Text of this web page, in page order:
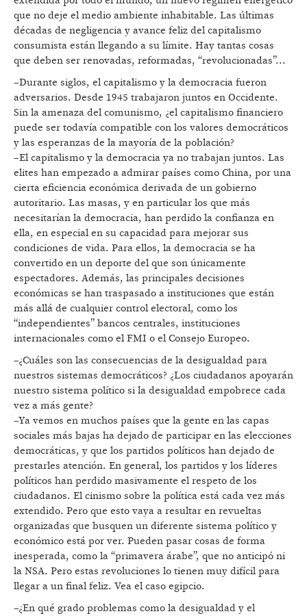
que no deje el medio ambiente inhabitable. Las últimas
décadas de negligencia y avance feliz del capitalismo
consumista están llegando a su límite. Hay tantas cosas
que deben ser renovadas, reformadas, “revolucionadas”...
–Durante siglos, el capitalismo y la democracia fueron
adversarios. Desde 1945 trabajaron juntos en Occidente.
Sin la amenaza del comunismo, ¿el capitalismo financiero
puede ser todavía compatible con los valores democráticos
y las esperanzas de la mayoría de la población?
–El capitalismo y la democracia ya no trabajan juntos. Las
elites han empezado a admirar países como China, por una
cierta eficiencia económica derivada de un gobierno
autoritario. Las masas, y en particular los que más
necesitarían la democracia, han perdido la confianza en
ella, en especial en su capacidad para mejorar sus
condiciones de vida. Para ellos, la democracia se ha
convertido en un deporte del que son únicamente
espectadores. Además, las principales decisiones
económicas se han traspasado a instituciones que están
más allá de cualquier control electoral, como los
“independientes” bancos centrales, instituciones
internacionales como el FMI o el Consejo Europeo.
–¿Cuáles son las consecuencias de la desigualdad para
nuestros sistemas democráticos? ¿Los ciudadanos apoyarán
nuestro sistema político si la desigualdad empobrece cada
vez a más gente?
–Ya vemos en muchos países que la gente en las capas
sociales más bajas ha dejado de participar en las elecciones
democráticas, y que los partidos políticos han dejado de
prestarles atención. En general, los partidos y los líderes
políticos han perdido masivamente el respeto de los
ciudadanos. El cinismo sobre la política está cada vez más
extendido. Pero que esto vaya a resultar en revueltas
organizadas que busquen un diferente sistema político y
económico está por ver. Pueden pasar cosas de forma
inesperada, como la “primavera árabe”, que no anticipó ni
la NSA. Pero estas revoluciones lo tienen muy difícil para
llegar a un final feliz. Vea el caso egipcio.
–¿En qué grado problemas como la desigualdad y el